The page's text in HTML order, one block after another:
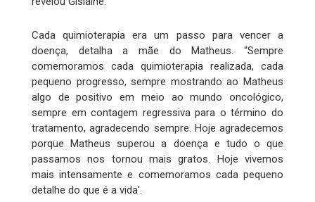
Cada quimioterapia era um passo para vencer a
doença, detalha a mãe do Matheus. “Sempre
comemoramos cada quimioterapia realizada, cada
pequeno progresso, sempre mostrando ao Matheus
algo de positivo em meio ao mundo oncológico,
sempre em contagem regressiva para o término do
tratamento, agradecendo sempre. Hoje agradecemos
porque Matheus superou a doença e tudo o que
passamos nos tornou mais gratos. Hoje vivemos
mais intensamente e comemoramos cada pequeno
detalhe do que é a vida'.